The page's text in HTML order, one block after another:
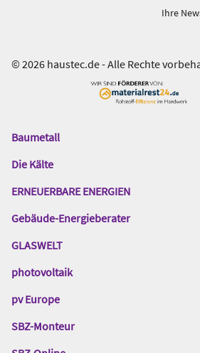
Ihre
© 2026 haustec.de - Alle Rechte
Das
Gentner
Baumetall
Die Kälte
ERNEUERBARE ENERGIEN
Gebäude-Energieberater
GLASWELT
photovoltaik
pv Europe
SBZ-Monteur